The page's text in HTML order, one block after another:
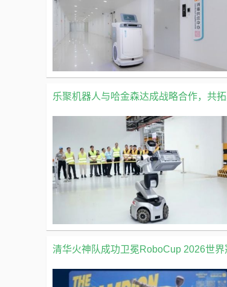
乐聚机器人与哈金森达成战略合作，共
清华火神队成功卫冕RoboCup 2026世界